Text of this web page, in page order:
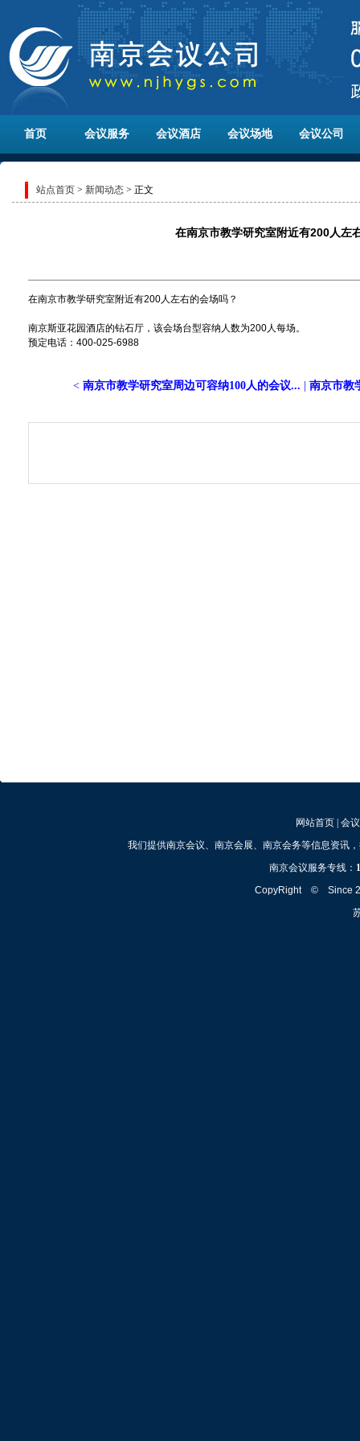
首页 会议服务 会议酒店 会议场地 会议公司
站点首页 > 新闻动态 > 正文
在南京市教学研究室附近有200人左
在南京市教学研究室附近有200人左右的会场吗？
南京斯亚花园酒店的钻石厅，该会场台型容纳人数为200人每场。
预定电话：400-025-6988
< 南京市教学研究室周边可容纳100人的会议... 南京市教
网站首页| 会
我们提供南京会议、南京会展、南京会务等信息资讯
南京会议服务专线：
CopyRight © Since